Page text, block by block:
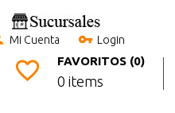
Mi Cuenta Login
FAVORITOS (0)
0 items